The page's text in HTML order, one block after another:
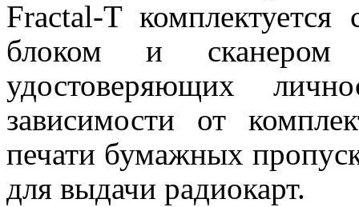
Fractal-T
блоком и сканером
удостоверяющих
зависимости от
печати бумажных
для выдачи радиокарт.